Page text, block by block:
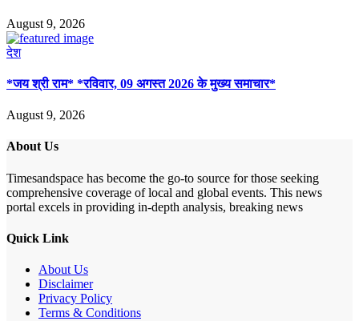
August 9, 2026
देश
*जय श्री राम* *रविवार, 09 अगस्त 2026 के मुख्य समाचार*
August 9, 2026
About Us
Timesandspace has become the go-to source for those seeking
comprehensive coverage of local and global events. This news
portal excels in providing in-depth analysis, breaking news
Quick Link
About Us
Disclaimer
Privacy Policy
Terms & Conditions